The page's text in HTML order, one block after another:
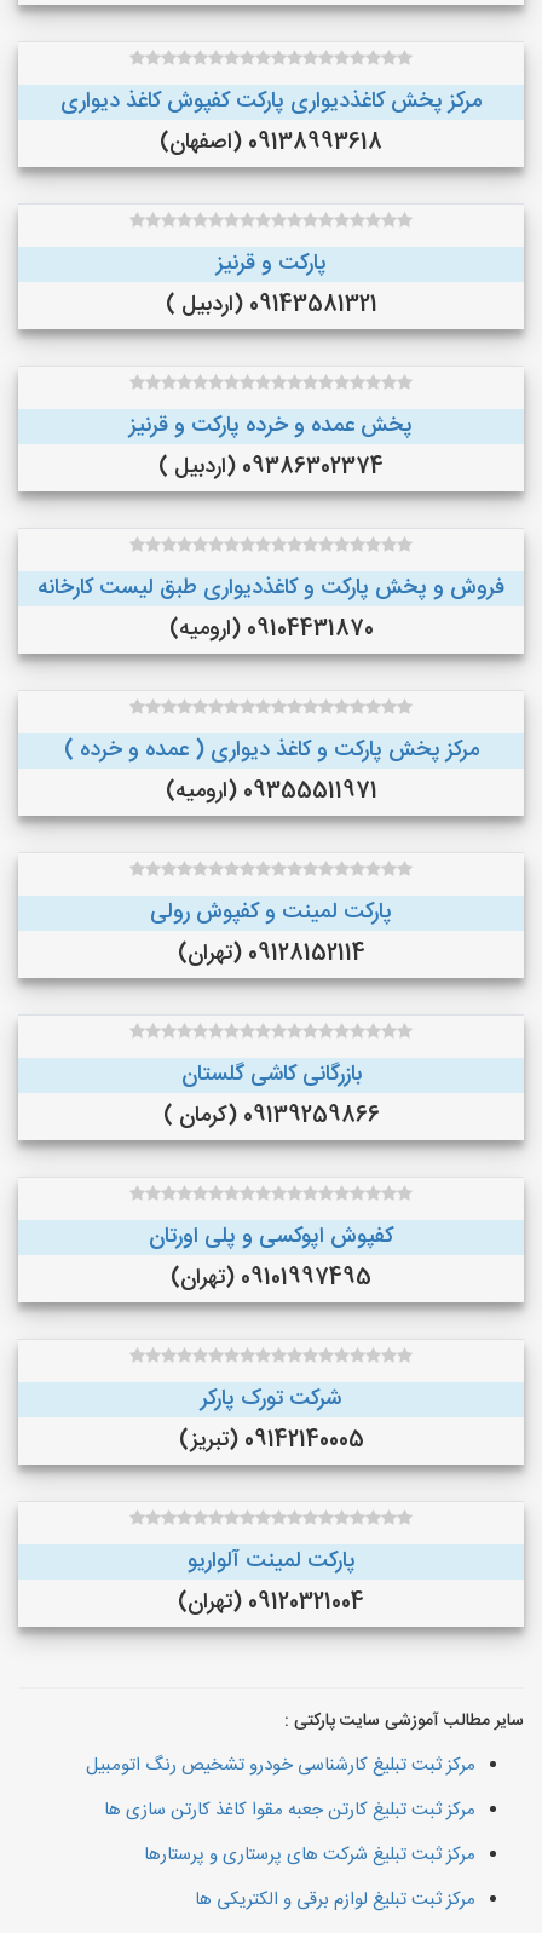
مرکز پخش کاغذدیواری پارکت کفپوش کاغذ دیواری
09138993618 (اصفهان)
پارکت و قرنیز
09143581321 (اردبیل )
پخش عمده و خرده پارکت و قرنیز
09386302374 (اردبیل )
فروش و پخش پارکت و کاغذدیواری طبق لیست کارخانه
09104431870 (ارومیه)
مرکز پخش پارکت و کاغذ دیواری ( عمده و خرده )
09355511971 (ارومیه)
پارکت لمینت و کفپوش رولی
09128152114 (تهران)
بازرگانی کاشی گلستان
09139259866 (کرمان )
کفپوش اپوکسی و پلی اورتان
09101997495 (تهران)
شرکت تورک پارکر
09142140005 (تبریز)
پارکت لمینت آلواریو
09120321004 (تهران)
سایر مطالب آموزشی سایت پارکتی :
مرکز ثبت تبلیغ کارشناسی خودرو تشخیص رنگ اتومبیل
مرکز ثبت تبلیغ کارتن جعبه مقوا کاغذ کارتن سازی ها
مرکز ثبت تبلیغ شرکت های پرستاری و پرستارها
مرکز ثبت تبلیغ لوازم برقی و الکتریکی ها